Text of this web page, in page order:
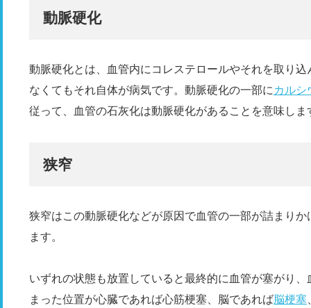
動脈硬化
動脈硬化とは、血管内にコレステロールやそれを取り
なくてもそれ自体が病気です。動脈硬化の一部に カルシ
従って、血管の石灰化は動脈硬化があることを意味しま
狭窄
狭窄はこの動脈硬化などが原因で血管の一部が詰まり
ます。
いずれの状態も放置していると最終的に血管が塞がり
まった位置が心臓であれば心筋梗塞、脳であれば脳梗塞